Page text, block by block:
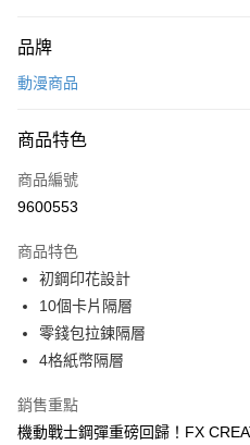
信用卡一次付款
LINE Pay
Apple Pay
Google Pay
ATM付款
運送方式
品牌
動漫商品
商品特色
商品編號
9600553
商品特色
初鋼印花設計
10個卡片隔層
零錢包拉鍊隔層
4格紙幣隔層
銷售重點
機動戰士鋼彈重磅回歸！FX